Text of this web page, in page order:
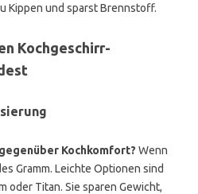
Kippen und sparst Brennstoff.
Kochgeschirr-
Kochkomfort? Wenn
Gramm. Leichte Optionen sind
oder Titan. Sie sparen Gewicht,